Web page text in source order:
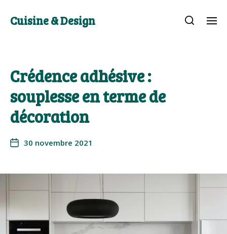
Cuisine & Design
Crédence adhésive :
souplesse en terme de
décoration
30 novembre 2021